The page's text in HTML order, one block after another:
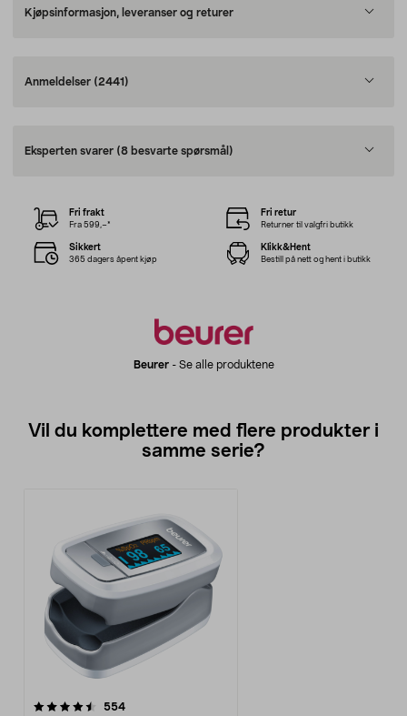
Kjøpsinformasjon, leveranser og returer
Anmeldelser (2441)
Eksperten svarer (8 besvarte spørsmål)
Beurer- Se alle produktene
Fri frakt
Fra 599,–*
Fri retur
Returner til valgfri butikk
Sikkert
365 dagers åpent kjøp
Klikk&Hent
Bestill på nett og hent i butikk
Vil du komplettere med flere produkter i
samme serie?
554anmeldelser